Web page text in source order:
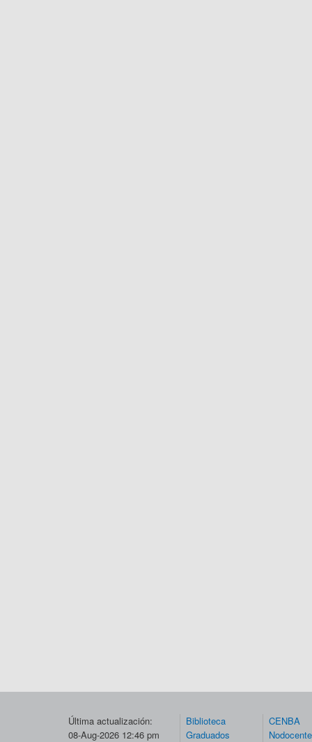
Última actualización:
08-Aug-2026 12:46 pm
Biblioteca
Graduados
CENBA